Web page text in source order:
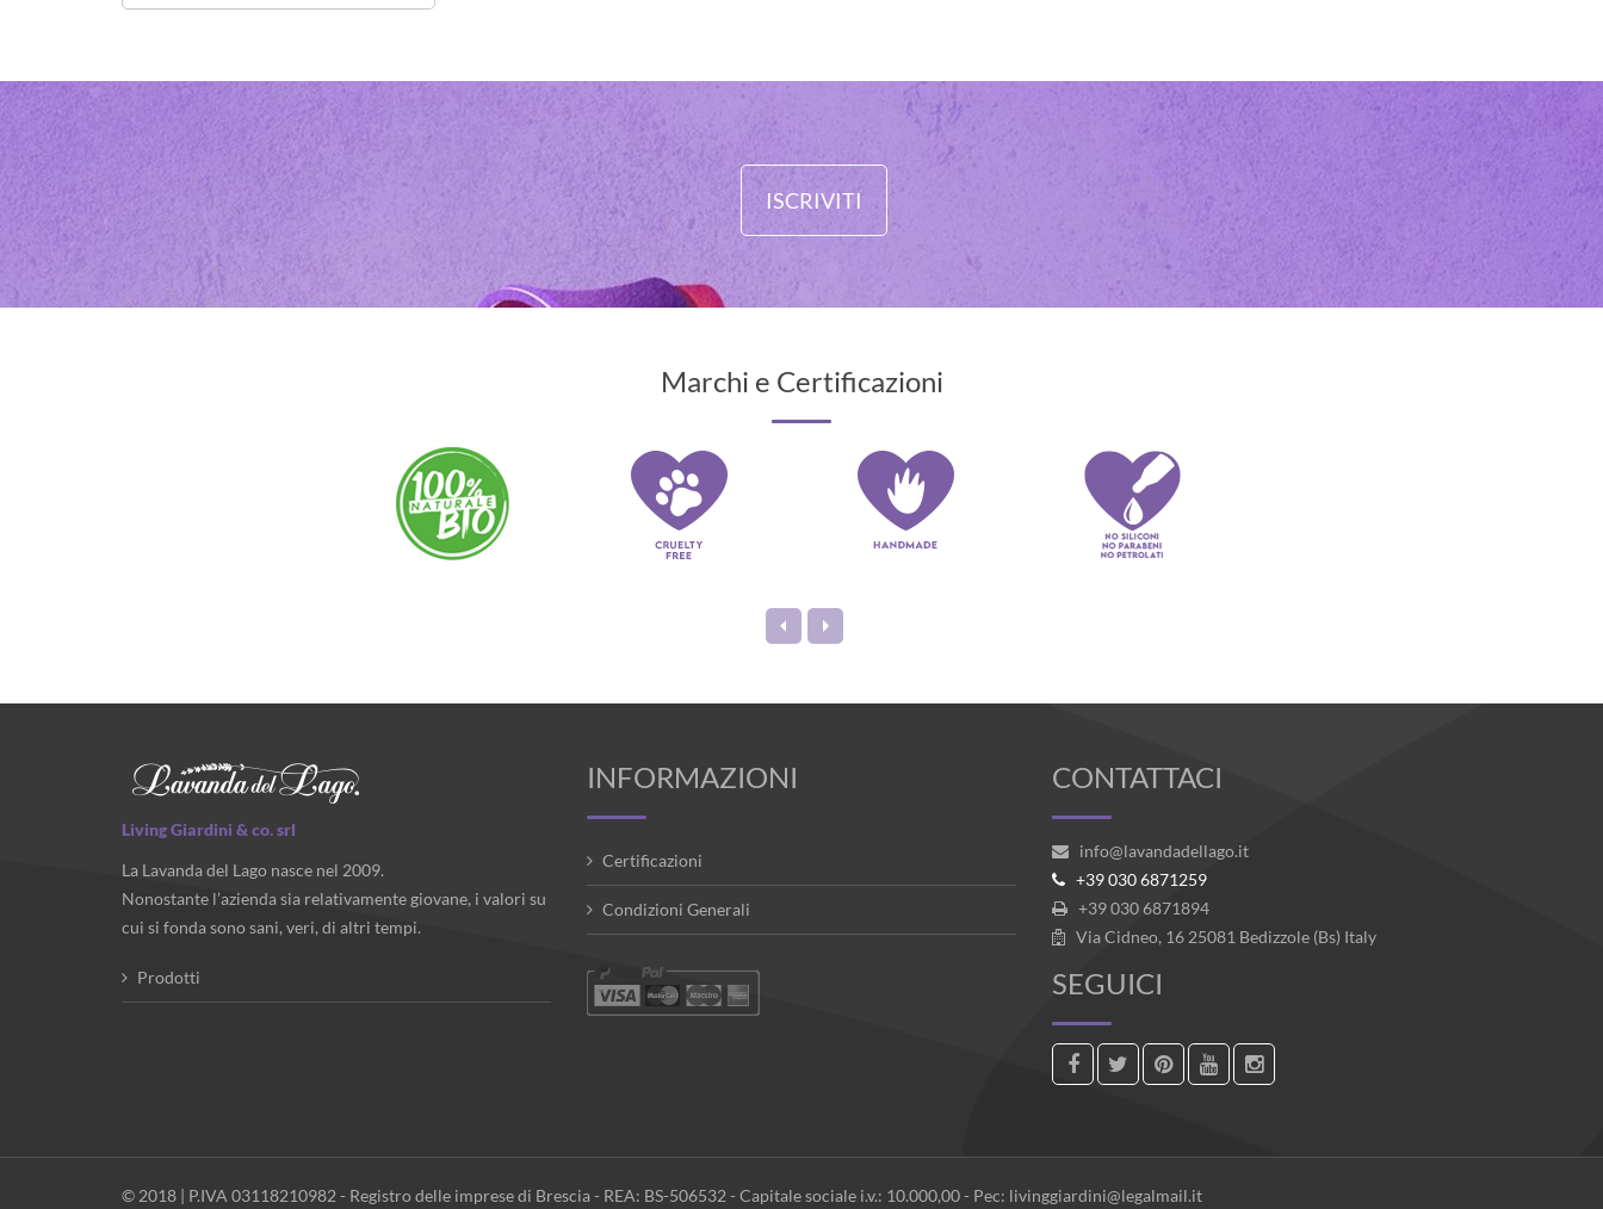
ISCRIVITI
Marchi e Certificazioni
Living Giardini & co. srl
La Lavanda del Lago nasce nel 2009.
Nonostante l’azienda sia relativamente giovane, i valori su
cui si fonda sono sani, veri, di altri tempi.
Prodotti
INFORMAZIONI
Certificazioni
Condizioni Generali
CONTATTACI
info@lavandadellago.it
+39 030 6871259
+39 030 6871894
Via Cidneo, 16 25081 Bedizzole (Bs) Italy
SEGUICI
© 2018 | P.IVA 03118210982 - Registro delle imprese di Brescia - REA: BS-506532 - Capitale sociale i.v.: 10.000,00 - Pec: livinggiardini@legalmail.it